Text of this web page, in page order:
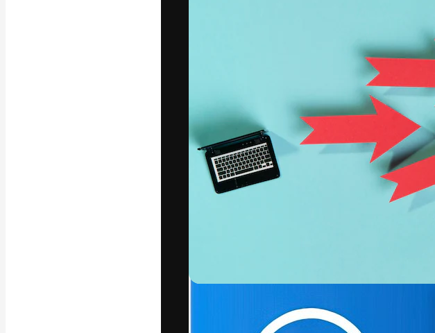
ที่สุดของคุณ ผู้ใช้งานกว่า 1 ล้านราย
ครอบคลุมทั้งครีเอทีฟ, บริษัท, เอเจนซี และสตูดิ
Copyright © 2010-2026